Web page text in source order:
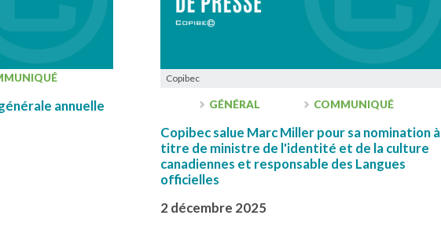
annuelle
Copibec
GÉNÉRAL COMMUNIQUÉ
Copibec salue Marc Miller pour sa nomination à
titre de ministre de l'identité et de la culture
canadiennes et responsable des Langues
officielles
2 décembre 2025